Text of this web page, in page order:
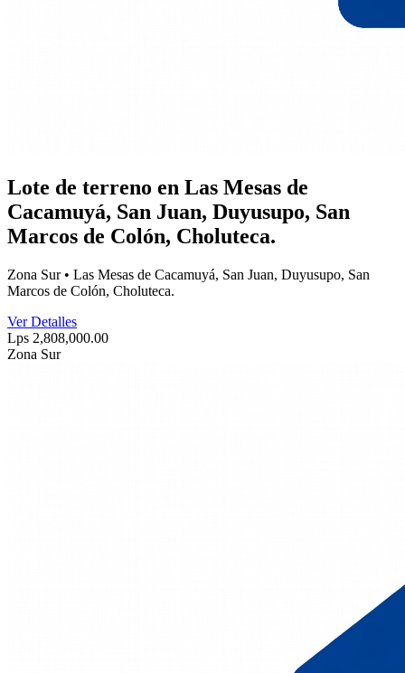
Lote de terreno en Las Mesas de
Cacamuyá, San Juan, Duyusupo, San
Marcos de Colón, Choluteca.
Zona Sur • Las Mesas de Cacamuyá, San Juan, Duyusupo, San
Marcos de Colón, Choluteca.
Ver Detalles
Lps 2,808,000.00
Zona Sur